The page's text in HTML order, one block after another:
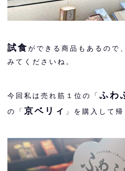
試食ができる商品もあるので
みてくださいね。
今回私は売れ筋１位の「 ふわ
の「 京ベリィ 」を購入して